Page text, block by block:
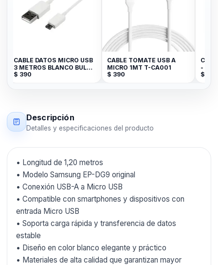
CABLE DATOS MICRO USB
3 METROS BLANCO BULK
JK
$ 390
CABLE TOMATE USB A
MICRO 1MT T-CA001
$ 390
-
$
Descripción
Detalles y especificaciones del producto
• Longitud de 1,20 metros
• Modelo Samsung EP-DG9 original
• Conexión USB-A a Micro USB
• Compatible con smartphones y dispositivos con
entrada Micro USB
• Soporta carga rápida y transferencia de datos
estable
• Diseño en color blanco elegante y práctico
• Materiales de alta calidad que garantizan mayor